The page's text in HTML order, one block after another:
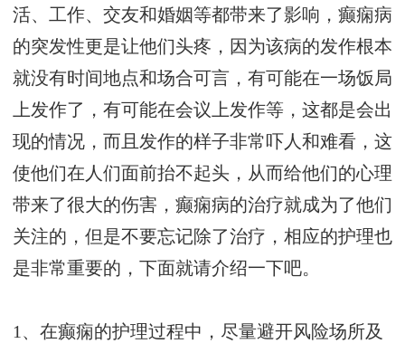
活、工作、交友和婚姻等都带来了影响，癫痫病
的突发性更是让他们头疼，因为该病的发作根本
就没有时间地点和场合可言，有可能在一场饭局
上发作了，有可能在会议上发作等，这都是会出
现的情况，而且发作的样子非常吓人和难看，这
使他们在人们面前抬不起头，从而给他们的心理
带来了很大的伤害，癫痫病的治疗就成为了他们
关注的，但是不要忘记除了治疗，相应的护理也
是非常重要的，下面就请介绍一下吧。
1、在癫痫的护理过程中，尽量避开风险场所及